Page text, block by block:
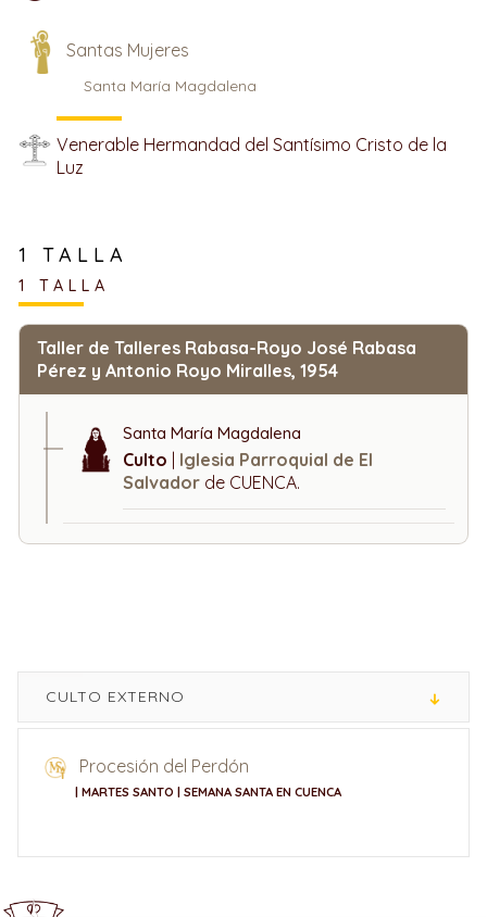
Santas Mujeres
Santa María Magdalena
Venerable Hermandad del Santísimo Cristo de la
Luz
1 TALLA
1 TALLA
Taller de Talleres Rabasa-Royo José Rabasa
Pérez y Antonio Royo Miralles, 1954
Santa María Magdalena
Culto
Iglesia Parroquial de El
Salvador de CUENCA.
CULTO EXTERNO
Procesión del Perdón
| MARTES SANTO | SEMANA SANTA EN CUENCA